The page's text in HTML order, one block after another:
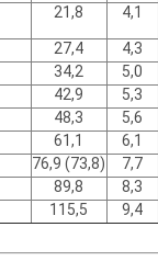
21,8 4,1
27,4 4,3
34,2 5,0
42,9 5,3
48,3 5,6
61,1 6,1
76,9 (73,8) 7,7
89,8 8,3
115,5 9,4